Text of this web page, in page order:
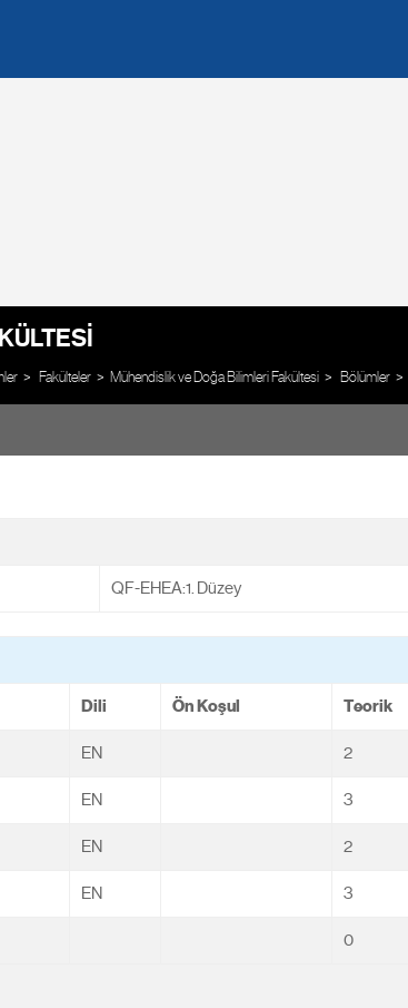
Fakülteler Mühendislik ve Doğa Bilimleri Fakültesi Bölümler
QF-EHEA:1. Düzey
Dili Ön Koşul Teorik
EN 2
EN 3
EN 2
EN 3
0